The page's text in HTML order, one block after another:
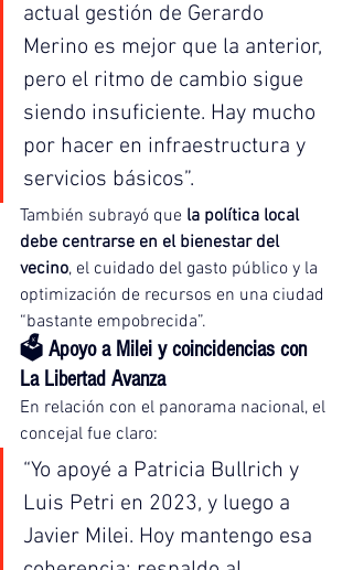
actual gestión de Gerardo
Merino es mejor que la anterior,
pero el ritmo de cambio sigue
siendo insuficiente. Hay mucho
por hacer en infraestructura y
servicios básicos”.
También subrayó que la política local
debe centrarse en el bienestar del
vecino, el cuidado del gasto público y la
optimización de recursos en una ciudad
“bastante empobrecida”.
🗳️ Apoyo a Milei y coincidencias con
La Libertad Avanza
En relación con el panorama nacional, el
concejal fue claro:
“Yo apoyé a Patricia Bullrich y
Luis Petri en 2023, y luego a
Javier Milei. Hoy mantengo esa